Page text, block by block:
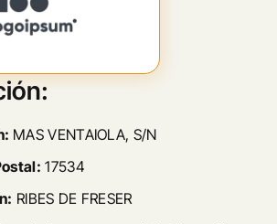
MAS VENTAIOLA, S/N
17534
RIBES DE FRESER